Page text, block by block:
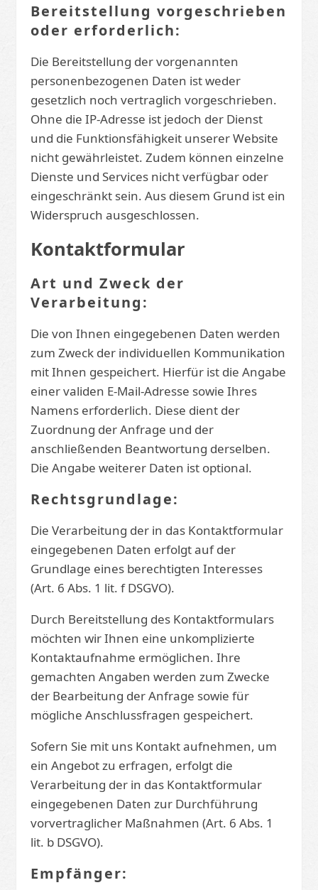
Bereitstellung vorgeschrieben
oder erforderlich:
Die Bereitstellung der vorgenannten
personenbezogenen Daten ist weder
gesetzlich noch vertraglich vorgeschrieben.
Ohne die IP-Adresse ist jedoch der Dienst
und die Funktionsfähigkeit unserer Website
nicht gewährleistet. Zudem können einzelne
Dienste und Services nicht verfügbar oder
eingeschränkt sein. Aus diesem Grund ist ein
Widerspruch ausgeschlossen.
Kontaktformular
Art und Zweck der
Verarbeitung:
Die von Ihnen eingegebenen Daten werden
zum Zweck der individuellen Kommunikation
mit Ihnen gespeichert. Hierfür ist die Angabe
einer validen E-Mail-Adresse sowie Ihres
Namens erforderlich. Diese dient der
Zuordnung der Anfrage und der
anschließenden Beantwortung derselben.
Die Angabe weiterer Daten ist optional.
Rechtsgrundlage:
Die Verarbeitung der in das Kontaktformular
eingegebenen Daten erfolgt auf der
Grundlage eines berechtigten Interesses
(Art. 6 Abs. 1 lit. f DSGVO).
Durch Bereitstellung des Kontaktformulars
möchten wir Ihnen eine unkomplizierte
Kontaktaufnahme ermöglichen. Ihre
gemachten Angaben werden zum Zwecke
der Bearbeitung der Anfrage sowie für
mögliche Anschlussfragen gespeichert.
Sofern Sie mit uns Kontakt aufnehmen, um
ein Angebot zu erfragen, erfolgt die
Verarbeitung der in das Kontaktformular
eingegebenen Daten zur Durchführung
vorvertraglicher Maßnahmen (Art. 6 Abs. 1
lit. b DSGVO).
Empfänger: